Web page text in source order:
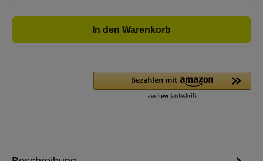
In den Warenkorb